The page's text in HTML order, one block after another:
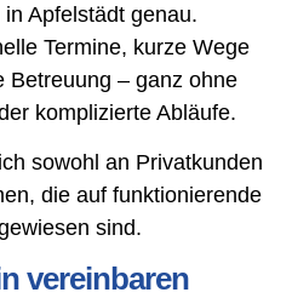
Apfelstädt genau.
Termine, kurze Wege
Betreuung – ganz ohne
komplizierte Abläufe.
sowohl an Privatkunden
die auf funktionierende
sind.
vereinbaren